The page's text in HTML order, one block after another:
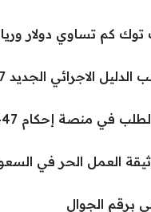
توك كم تساوي دولار
الاجرائي الجديد 1447
منصة إحكام 1447 بالخطوات
العمل الحر في
برقم الجوال